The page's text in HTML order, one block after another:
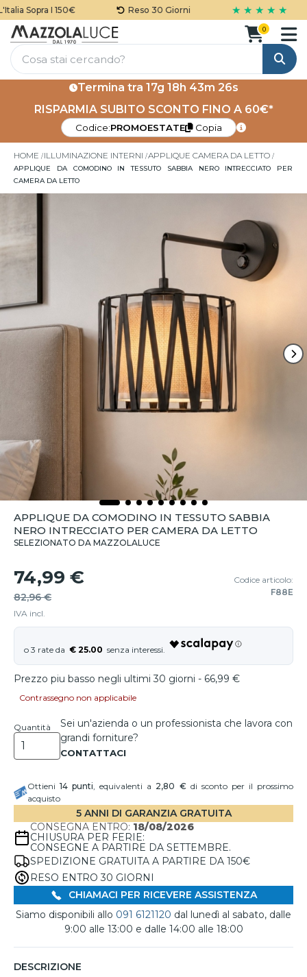
Sopra I 150€ Reso 30 Giorni ★ ★ ★ ★ ★
Cerca
0
Termina tra 17g 18h 43m 26s
RISPARMIA SUBITO SCONTO FINO A 60€*
Codice:PROMOESTATE Copia
HOME ILLUMINAZIONE INTERNI APPLIQUE CAMERA DA LETTO
APPLIQUE DA COMODINO IN TESSUTO SABBIA NERO INTRECCIATO PER
CAMERA DA LETTO
APPLIQUE DA COMODINO IN TESSUTO SABBIA
NERO INTRECCIATO PER CAMERA DA LETTO
SELEZIONATO DA MAZZOLALUCE
74,99 €
82,96 €
IVA incl.
Codice articolo:
F88E
€ 25.00
Prezzo piu basso negli ultimi 30 giorni - 66,99 €
Contrassegno non applicabile
Quantità
Sei un'azienda o un professionista che lavora con
grandi forniture?
Ottieni14 punti, equivalenti a 2,80 €di sconto per il prossimo
acquisto
5 ANNI DI GARANZIA GRATUITA
CONSEGNA ENTRO: 18/08/2026
CHIUSURA PER FERIE:
CONSEGNE A PARTIRE DA SETTEMBRE.
SPEDIZIONE GRATUITA A PARTIRE DA 150€
RESO ENTRO 30 GIORNI
CHIAMACI PER RICEVERE ASSISTENZA
Siamo disponibili allo 091 6121120 dal lunedì al sabato, dalle
9:00 alle 13:00 e dalle 14:00 alle 18:00
DESCRIZIONE